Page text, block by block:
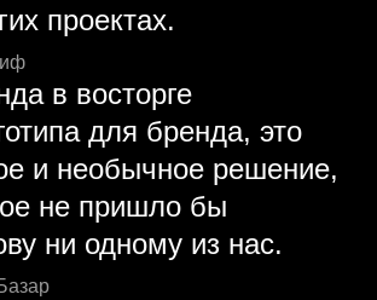
проектах.
в восторге
для бренда, это
и необычное решение,
не пришло бы
ни одному из нас.